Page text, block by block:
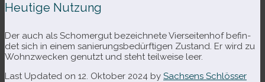
Heutige Nutzung
Der auch als Schomergut bezeich­nete Vierseitenhof befin­
det sich in einem sanie­rungs­be­dürf­ti­gen Zustand. Er wird zu
Wohnzwecken genutzt und steht teil­weise leer.
Last Updated on 12. Oktober 2024 by Sachsens Schlösser